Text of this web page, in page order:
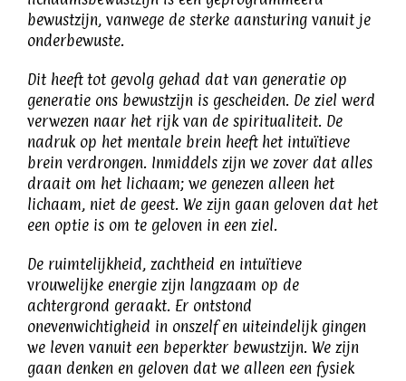
bewustzijn, vanwege de sterke aansturing vanuit je
onderbewuste.
Dit heeft tot gevolg gehad dat van generatie op
generatie ons bewustzijn is gescheiden. De ziel werd
verwezen naar het rijk van de spiritualiteit. De
nadruk op het mentale brein heeft het intuïtieve
brein verdrongen. Inmiddels zijn we zover dat alles
draait om het lichaam; we genezen alleen het
lichaam, niet de geest. We zijn gaan geloven dat het
een optie is om te geloven in een ziel.
De ruimtelijkheid, zachtheid en intuïtieve
vrouwelijke energie zijn langzaam op de
achtergrond geraakt. Er ontstond
onevenwichtigheid in onszelf en uiteindelijk gingen
we leven vanuit een beperkter bewustzijn. We zijn
gaan denken en geloven dat we alleen een fysiek